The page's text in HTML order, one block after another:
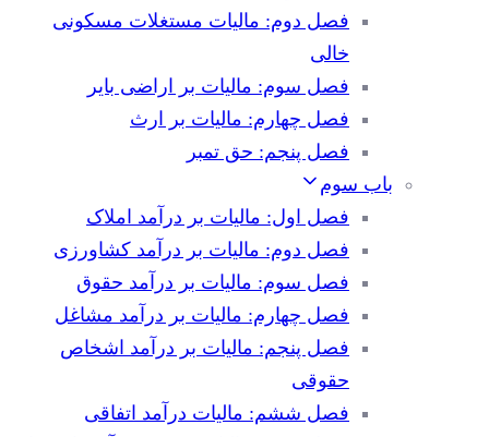
فصل دوم: مالیات مستغلات مسکونی
خالی
فصل سوم: مالیات بر اراضی بایر
فصل چهارم: مالیات بر ارث
فصل پنجم: حق تمبر
باب سوم
فصل اول: مالیات بر درآمد املاک
فصل دوم: مالیات بر درآمد کشاورزی
فصل سوم: مالیات بر درآمد حقوق
فصل چهارم: مالیات بر درآمد مشاغل
فصل پنجم: مالیات بر درآمد اشخاص
حقوقی
فصل ششم: مالیات درآمد اتفاقی